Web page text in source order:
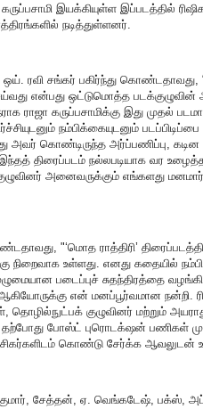
இயக்கியுள்ள இப்படத்தில்
நடித்துள்ளனர்.
ரவி சங்கர் பகிர்ந்து கொண்டதாவது,
என்பது ஒட்டுமொத்த படக்குழுவின்
ராஜா கருப்பசாமிக்கு இது முதல்
நம்பிக்கையுடனும்
அவர் கொண்டிருந்த அர்ப்பணிப்பு, கடின
திரைப்படம் நல்லபடியாக வர
அனைவருக்கும் எங்களது
"‘மொத ராத்திரி’ திரைப்படத்தின்
நிறைவாக உள்ளது. எனது கதையில்
படைப்புச் சுதந்திரத்தை
என் மனப்பூர்வமான நன்றி.
தொழில்நுட்பக் குழுவினர் மற்றும்
தற்போது போஸ்ட் புரொடக்‌ஷன் பணிகள்
கொண்டு சேர்க்க ஆவலுடன்
சேத்தன், ஏ. வெங்கடேஷ், பக்ஸ்,